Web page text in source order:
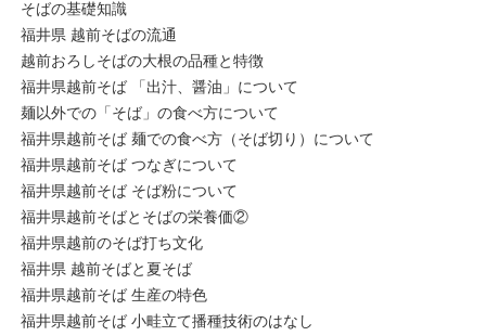
そばの基礎知識
福井県 越前そばの流通
越前おろしそばの大根の品種と特徴
福井県越前そば 「出汁、醤油」について
麺以外での「そば」の食べ方について
福井県越前そば 麺での食べ方（そば切り）について
福井県越前そば つなぎについて
福井県越前そば そば粉について
福井県越前そばとそばの栄養価②
福井県越前のそば打ち文化
福井県 越前そばと夏そば
福井県越前そば 生産の特色
福井県越前そば 小畦立て播種技術のはなし